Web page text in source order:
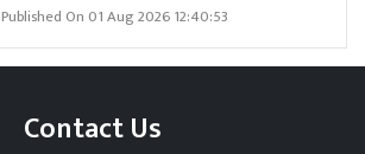
Published On 01 Aug 2026 12:40:53
Contact Us